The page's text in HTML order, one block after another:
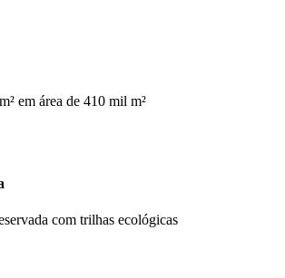
em área de 410 mil m²
com trilhas ecológicas